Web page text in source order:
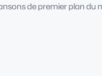
de premier plan